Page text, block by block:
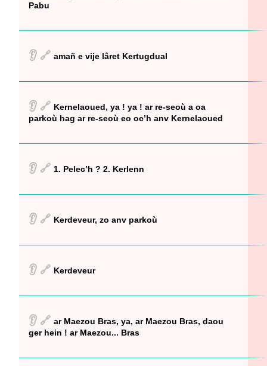
Pabu
👂 🔗 amañ e vije lâret Kertugdual
👂 🔗 Kernelaoued, ya ! ya ! ar re-seoù a oa
parkoù hag ar re-seoù eo oc’h anv Kernelaoued
👂 🔗 1. Pelec’h ? 2. Kerlenn
👂 🔗 Kerdeveur, zo anv parkoù
👂 🔗 Kerdeveur
👂 🔗 ar Maezou Bras, ya, ar Maezou Bras, daou
ger hein ! ar Maezou... Bras